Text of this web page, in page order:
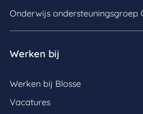
Onderwijs ondersteuningsgroep
Werken bij
Werken bij Blosse
Vacatures